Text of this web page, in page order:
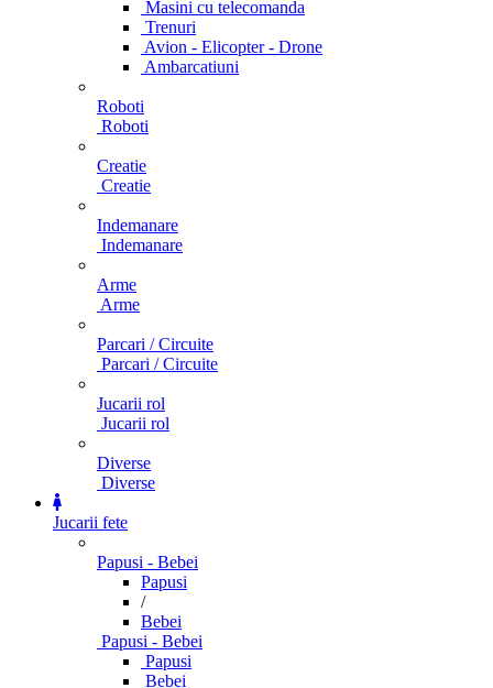
Masini cu telecomanda
Trenuri
Avion - Elicopter - Drone
Ambarcatiuni
Roboti
Roboti
Creatie
Creatie
Indemanare
Indemanare
Arme
Arme
Parcari / Circuite
Parcari / Circuite
Jucarii rol
Jucarii rol
Diverse
Diverse
Jucarii fete
Papusi - Bebei
Papusi
/
Bebei
Papusi - Bebei
Papusi
Bebei